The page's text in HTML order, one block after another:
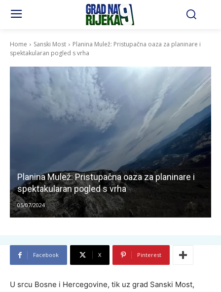
Home Sanski Most
Planina Mulež: Pristupačna oaza za planinare i
spektakularan pogled s vrha
Planina Mulež: Pristupačna oaza za planinare i
spektakularan pogled s vrha
05/07/2024
Facebook X Pinterest
U srcu Bosne i Hercegovine, tik uz grad Sanski Most,